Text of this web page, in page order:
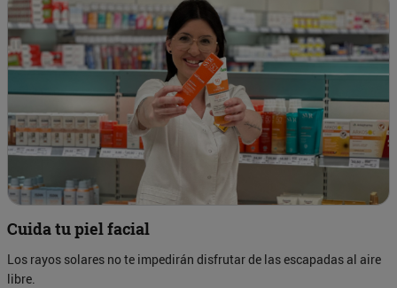
Cuida tu piel facial
Los rayos solares no te impedirán disfrutar de las escapadas al aire
libre.